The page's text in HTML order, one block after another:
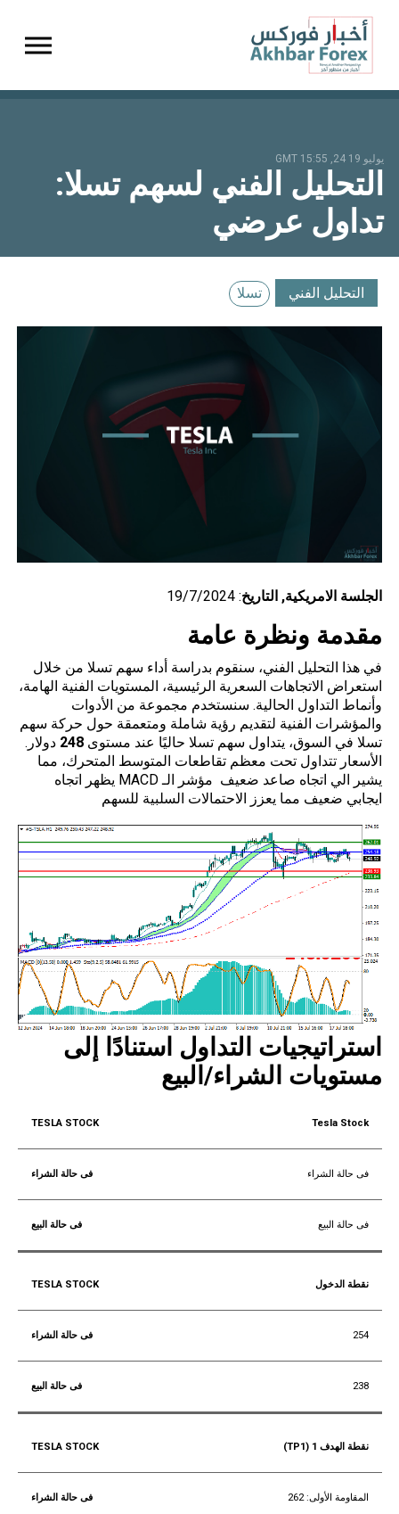
يوليو 19 24, 15:55 GMT
التحليل الفني لسهم تسلا:
تداول عرضي
التحليل الفني تسلا
الجلسةالامريكية, التاريخ: 19/7/2024
مقدمة ونظرة عامة
في هذا التحليل الفني، سنقوم بدراسة أداء سهم تسلا من خلال
استعراض الاتجاهات السعرية الرئيسية، المستويات الفنية الهامة،
وأنماط التداول الحالية. سنستخدم مجموعة من الأدوات
والمؤشرات الفنية لتقديم رؤية شاملة ومتعمقة حول حركة سهم
تسلا في السوق، يتداول سهم تسلا حاليًا عند مستوى248 دولار.
الأسعار تتداول تحت معظم تقاطعات المتوسط المتحرك، مما
يشير الي اتجاه صاعد ضعيف مؤشر الـ MACD يظهر اتجاه
ايجابي ضعيف مما يعزز الاحتمالات السلبية للسهم
استراتيجيات التداول استنادًا إلى
مستويات الشراء/البيع
Tesla Stock
فى حالة الشراء
فى حالة البيع
نقطة الدخول
254
238
نقطة الهدف 1 (TP1)
المقاومة الأولى: 262